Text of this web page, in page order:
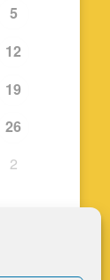
5
12
19
26
2